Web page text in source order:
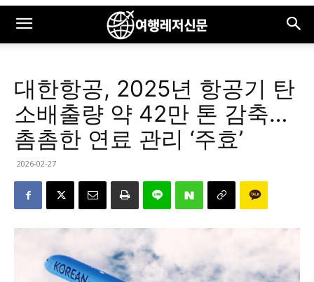
대한항공, 2025년 항공기 탄
소배출량 약 42만 톤 감축…
촘촘한 연료 관리 ‘주효’
2026-02-27